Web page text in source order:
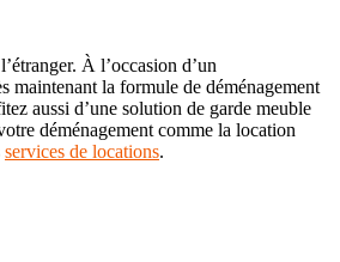
À l’occasion d’un
maintenant la formule de déménagement
aussi d’une solution de garde meuble
déménagement comme la location
services de locations.